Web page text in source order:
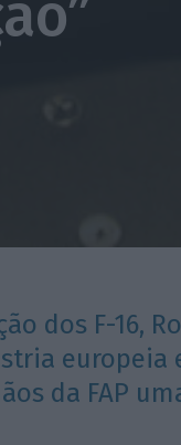
dos F-16,
europeia
da FAP